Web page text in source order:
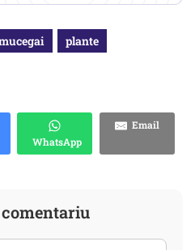
plante
WhatsApp
Email